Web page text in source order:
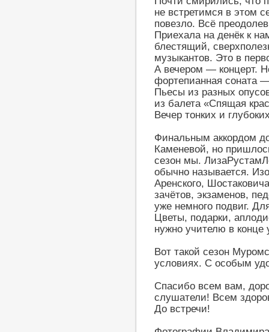
не встретимся в этом
повезло. Всё
Приехала на денёк к
блестящий,
музыкантов. Это в
А вечером — концерт.
фортепианная соната
Пьесы из разных
из балета «Спящая
Вечер тонких и
Финальным аккордом
Каменевой, но
сезон мы.
обычно называется.
Аренского,
зачётов, экзаменов,
уже немного подвиг.
Цветы, подарки,
нужно учителю в конце
Вот такой сезон
условиях. С особым
Спасибо всем вам,
слушатели! Всем
До встречи!